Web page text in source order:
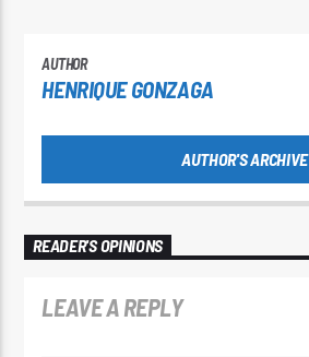
AUTHOR
HENRIQUE GONZAGA
AUTHOR'S ARCHIVE
READER'S OPINIONS
LEAVE A REPLY